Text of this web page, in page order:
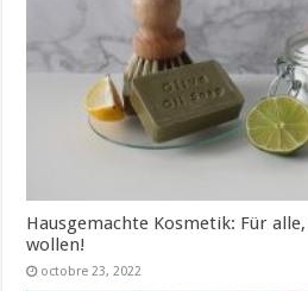
Hausgemachte Kosmetik: Für
wollen!
octobre 23, 2022